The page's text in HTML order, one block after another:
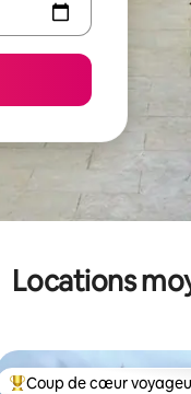
Locations
Coup de cœur